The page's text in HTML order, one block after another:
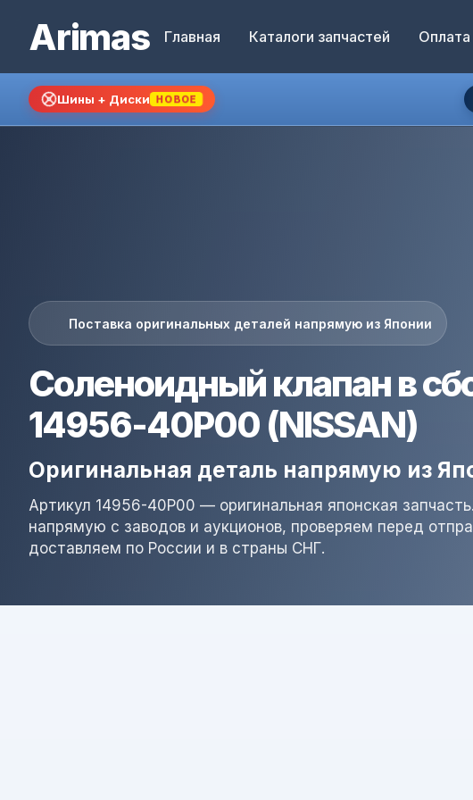
Arimas Главная Каталоги запчастей Оплата
Шины + Диски НОВОЕ
Поставка оригинальных деталей напрямую из Японии
Соленоидный клапан в
14956-40P00 (NISSAN)
Оригинальная деталь напрямую из
Артикул 14956-40P00 — оригинальная японская
напрямую с заводов и аукционов, проверяем перед
доставляем по России и в страны СНГ.